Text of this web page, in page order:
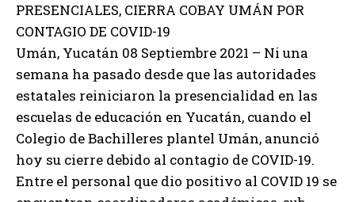
PRESENCIALES, CIERRA COBAY UMÁN POR
CONTAGIO DE COVID-19
Umán, Yucatán 08 Septiembre 2021 – Ni una
semana ha pasado desde que las autoridades
estatales reiniciaron la presencialidad en las
escuelas de educación en Yucatán, cuando el
Colegio de Bachilleres plantel Umán, anunció
hoy su cierre debido al contagio de COVID-19.
Entre el personal que dio positivo al COVID 19 se